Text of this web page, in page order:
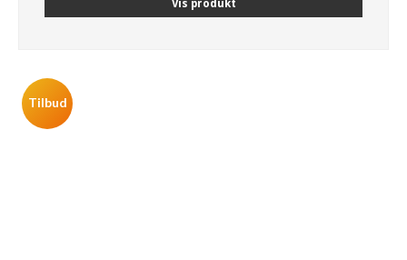
Vis produkt
Tilbud